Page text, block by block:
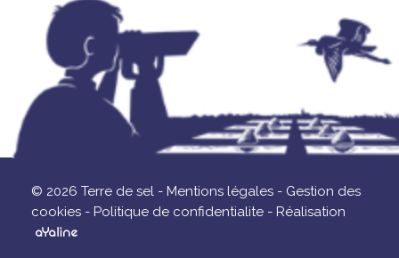
© 2026 Terre de sel - Mentions légales - Gestion des
cookies - Politique de confidentialite - Réalisation